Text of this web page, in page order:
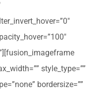
style_type=””
bordersize=””